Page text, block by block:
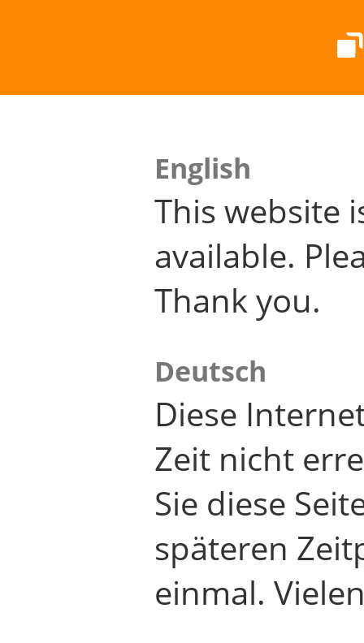
English
This website
available.
Thank you.
Deutsch
Diese
Zeit nicht
Sie diese
späteren
einmal.